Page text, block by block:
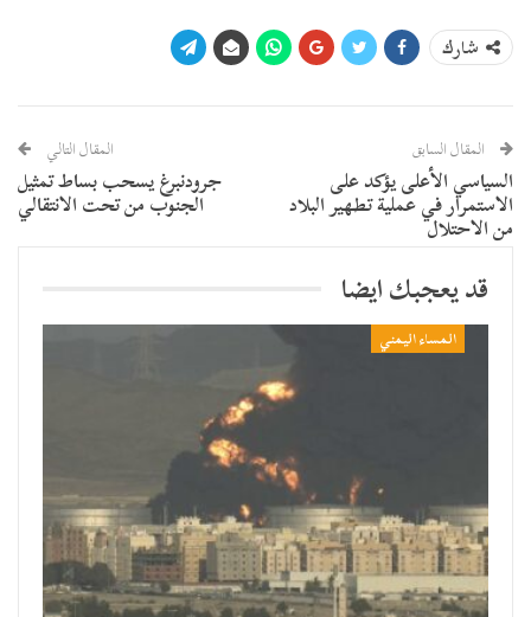
شارك
المقال السابق
السياسي الأعلى يؤكد على
الاستمرار في عملية تطهير البلاد
من الاحتلال
المقال التالي
جرودنبرغ يسحب بساط تمثيل
الجنوب من تحت الانتقالي
قد يعجبك ايضا
المساء اليمني